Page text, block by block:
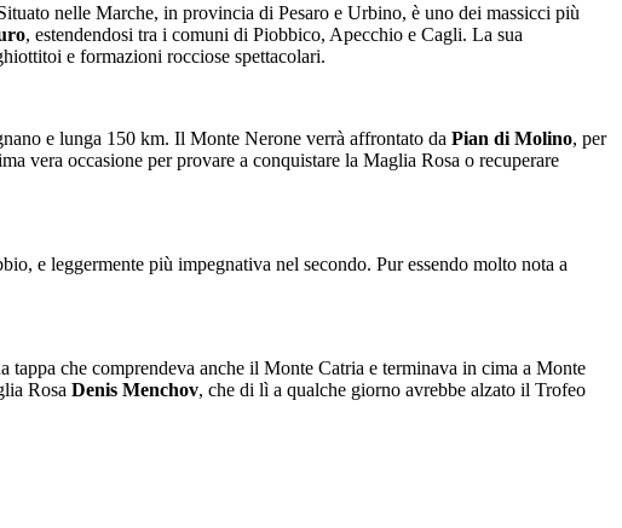
nelle Marche, in provincia di Pesaro e Urbino, è uno dei massicci più
, estendendosi tra i comuni di Piobbico, Apecchio e Cagli. La sua
e formazioni rocciose spettacolari.
e lunga 150 km. Il Monte Nerone verrà affrontato da Pian di Molino, per
vera occasione per provare a conquistare la Maglia Rosa o recuperare
e leggermente più impegnativa nel secondo. Pur essendo molto nota a
che comprendeva anche il Monte Catria e terminava in cima a Monte
Rosa Denis Menchov, che di lì a qualche giorno avrebbe alzato il Trofeo